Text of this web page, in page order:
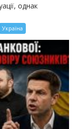
однак
Україна